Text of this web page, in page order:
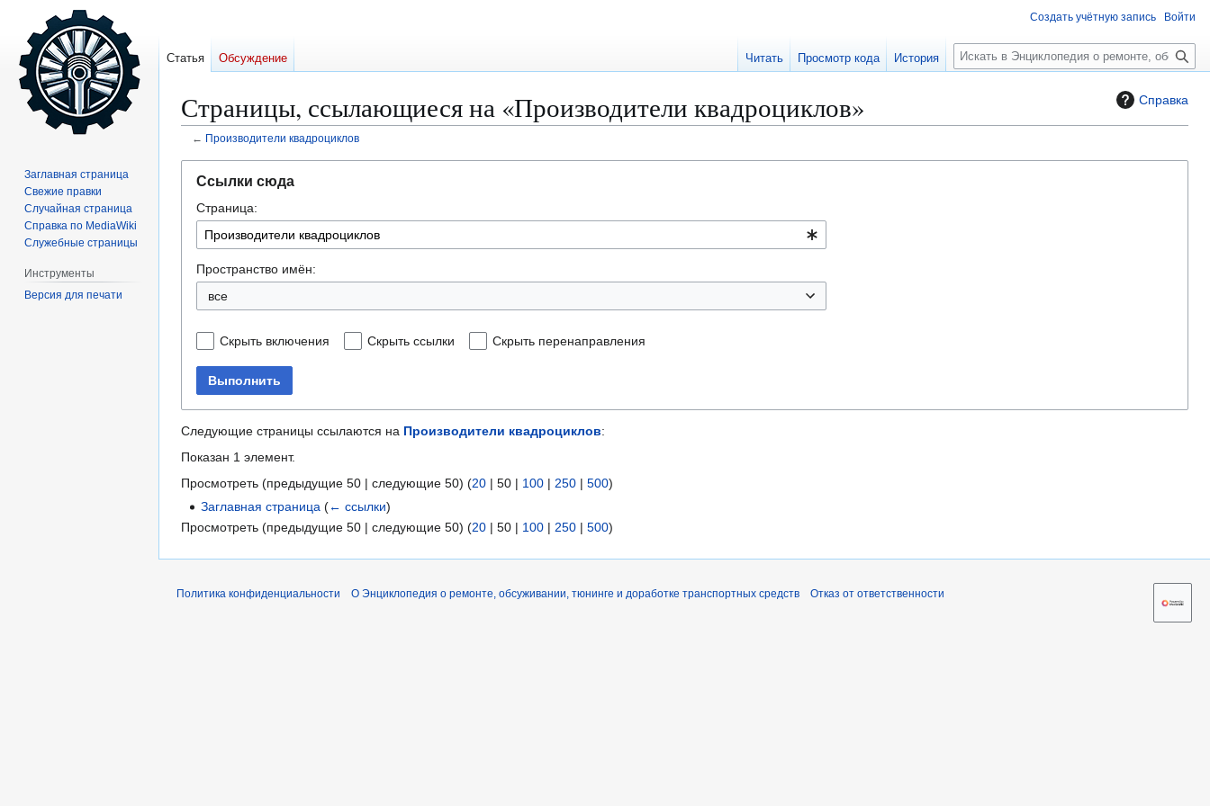
Справка
Страницы, ссылающиеся на «Производители квадроциклов»
← Производители квадроциклов
навигации
поиску
Ссылки сюда
Страница:
Пространство имён:
все
Скрыть включения Скрыть ссылки Скрыть перенаправления
Выполнить
Следующие страницы ссылаются на Производители квадроциклов:
Показан 1 элемент.
Просмотреть (предыдущие 50 | следующие 50) (20 | 50 | 100 | 250 | 500)
Заглавная страница (← ссылки)
Просмотреть (предыдущие 50 | следующие 50) (20 | 50 | 100 | 250 | 500)
Создать учётную запись Войти
Статья Обсуждение Читать Просмотр кода История
П
о
к
Заглавная страница
Свежие правки
Случайная страница
Справка по MediaWiki
Служебные страницы
Инструменты
Версия для печати
Политика конфиденциальности О Энциклопедия о ремонте, обсуживании, тюнинге и доработке транспортных средств Отказ от ответственности